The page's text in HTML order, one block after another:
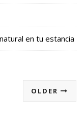
en tu estancia
OLDER